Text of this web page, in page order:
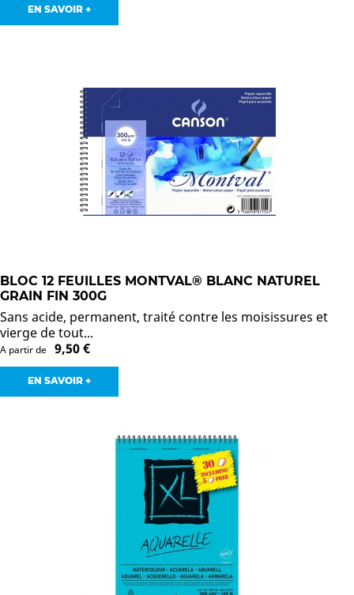
EN SAVOIR +
BLOC 12 FEUILLES MONTVAL® BLANC NATUREL
GRAIN FIN 300G
Sans acide, permanent, traité contre les moisissures et
vierge de tout...
A partir de 9,50 €
EN SAVOIR +